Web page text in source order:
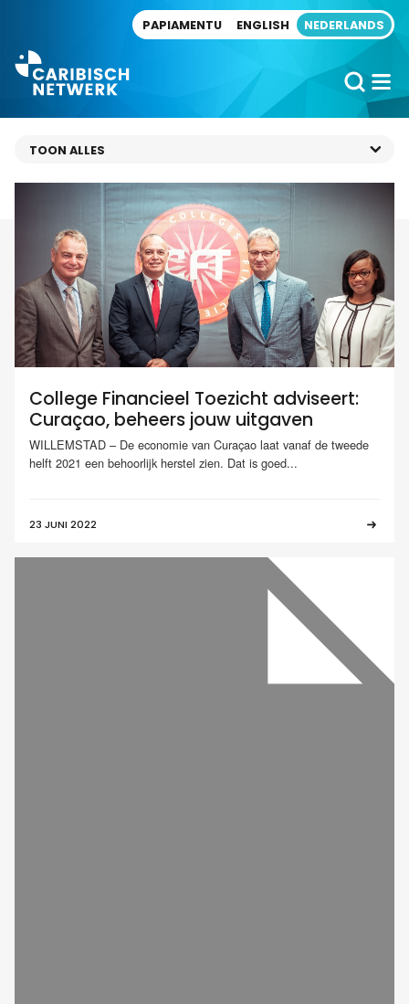
PAPIAMENTU ENGLISH NEDERLANDS
College Financieel Toezicht adviseert:
Curaçao, beheers jouw uitgaven
WILLEMSTAD – De economie van Curaçao laat vanaf de tweede
helft 2021 een behoorlijk herstel zien. Dat is goed...
23 JUNI 2022